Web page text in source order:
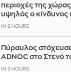
περιοχές της
υψηλός ο κίνδυνος
IN 2 HOURS
Πύραυλος
ADNOC στο Στενό
IN 2 HOURS